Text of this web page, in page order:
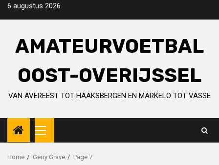
Skip6 augustus 2026
AMATEURVOETBAL
OOST-OVERIJSSEL
VAN AVEREEST TOT HAAKSBERGEN EN MARKELO TOT VASSE
Primary
Menu
Home Gerry Grave Page 7